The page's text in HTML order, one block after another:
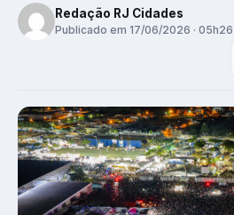
Redação RJ Cidades
Publicado em 17/06/2026 · 05h26